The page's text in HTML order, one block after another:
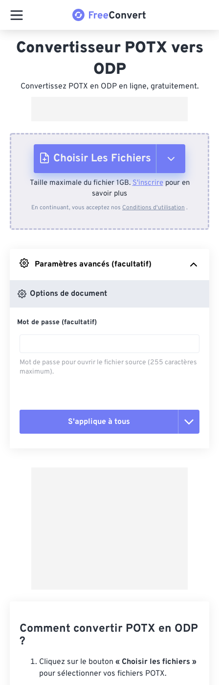
Convertisseur POTX vers
ODP
Convertissez POTX en ODP en ligne, gratuitement.
Choisir Les Fichiers
Depuis l'appareil
Depuis Google Drive
Depuis OneDrive
Depuis l'URL
Taille maximale du fichier 1GB.S'inscrirepour en
savoir plus
En continuant, vous acceptez nos Conditions d'utilisation .
Paramètres avancés (facultatif)
Options de document
Mot de passe (facultatif)
Mot de passe pour ouvrir le fichier source (255 caractères
maximum).
S'applique à tous
Comment convertir POTX en ODP
?
Cliquez sur le bouton « Choisir les fichiers »
pour sélectionner vos fichiers POTX.